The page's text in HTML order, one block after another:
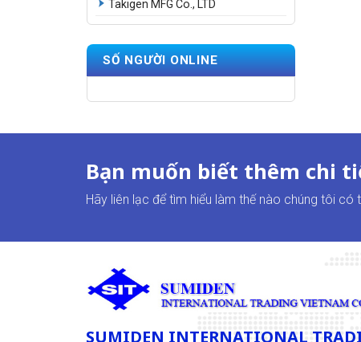
Takigen MFG Co., LTD
SỐ NGƯỜI ONLINE
Bạn muốn biết thêm chi
Hãy liên lạc để tìm hiểu làm thế nào chúng tôi
SUMIDEN INTERNATIONAL